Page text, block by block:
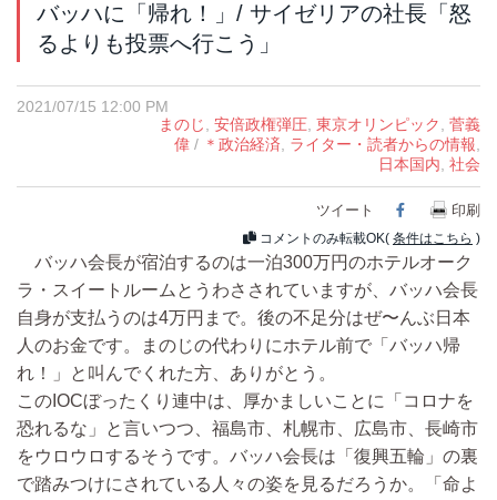
バッハに「帰れ！」/ サイゼリアの社長「怒
るよりも投票へ行こう」
2021/07/15 12:00 PM
まのじ, 安倍政権弾圧, 東京オリンピック, 菅義
偉 / ＊政治経済, ライター・読者からの情報,
日本国内, 社会
ツイート Facebook
印刷
コメントのみ転載OK( 条件はこちら )
バッハ会長が宿泊するのは一泊300万円のホテルオーク
ラ・スイートルームとうわさされていますが、バッハ会長
自身が支払うのは4万円まで。後の不足分はぜ〜んぶ日本
人のお金です。まのじの代わりにホテル前で「バッハ帰
れ！」と叫んでくれた方、ありがとう。
このIOCぼったくり連中は、厚かましいことに「コロナを
恐れるな」と言いつつ、福島市、札幌市、広島市、長崎市
をウロウロするそうです。バッハ会長は「復興五輪」の裏
で踏みつけにされている人々の姿を見るだろうか。「命よ